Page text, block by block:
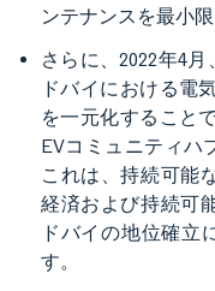
ンテナンスを最小
さらに、2022年4
ドバイにおける電
を一元化すること
EVコミュニティハ
これは、持続可能
経済および持続可
ドバイの地位確立
す。